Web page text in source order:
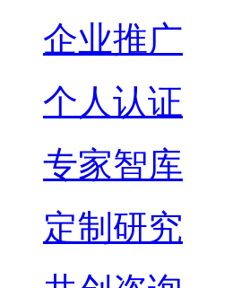
企业推广
个人认证
专家智库
定制研究